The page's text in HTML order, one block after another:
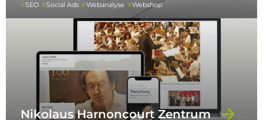
SEO
Social Ads Webanalyse Webshop
Nikolaus Harnoncourt Zentrum